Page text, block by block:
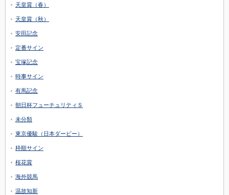
天皇賞（春）
天皇賞（秋）
安田記念
定番サイン
宝塚記念
時事サイン
有馬記念
朝日杯フューチュリティＳ
未分類
東京優駿（日本ダービー）
枠順サイン
桜花賞
海外競馬
温故知新